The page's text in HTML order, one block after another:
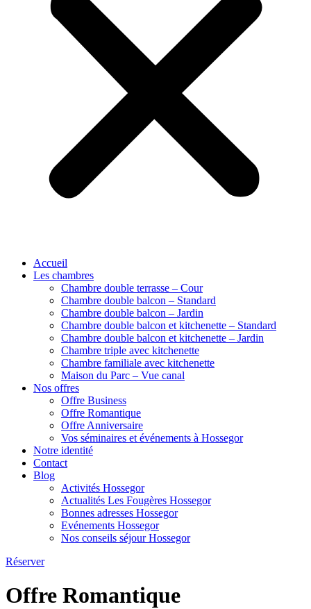
Accueil
Les chambres
Chambre double terrasse – Cour
Chambre double balcon – Standard
Chambre double balcon – Jardin
Chambre double balcon et kitchenette – Standard
Chambre double balcon et kitchenette – Jardin
Chambre triple avec kitchenette
Chambre familiale avec kitchenette
Maison du Parc – Vue canal
Nos offres
Offre Business
Offre Romantique
Offre Anniversaire
Vos séminaires et événements à Hossegor
Notre identité
Contact
Blog
Activités Hossegor
Actualités Les Fougères Hossegor
Bonnes adresses Hossegor
Evénements Hossegor
Nos conseils séjour Hossegor
Réserver
Offre Romantique